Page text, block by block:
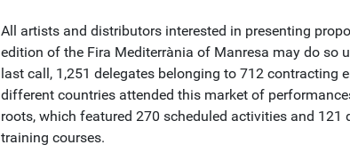
All artists and distributors interested in presenting
edition of the Fira Mediterrània of Manresa may do so
last call, 1,251 delegates belonging to 712 contracting
different countries attended this market of
roots, which featured 270 scheduled activities and 121
training courses.